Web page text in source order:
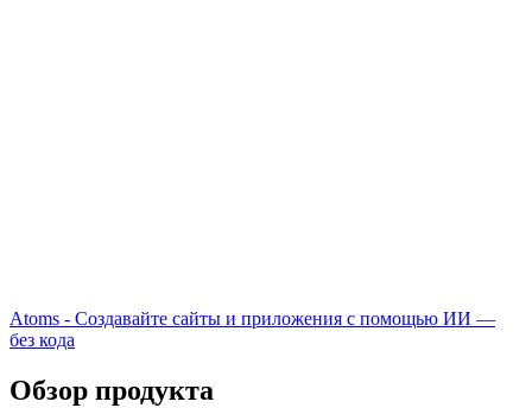
Atoms - Создавайте сайты и приложения с помощью ИИ —
без кода
Обзор продукта